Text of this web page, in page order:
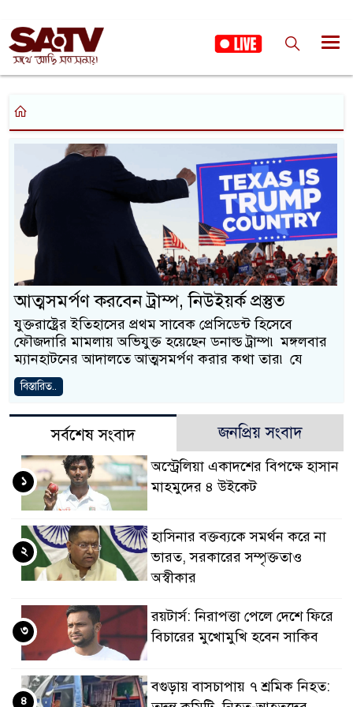
আত্মসমর্পণ করবেন ট্রাম্প, নিউইয়র্ক প্রস্তুত
যুক্তরাষ্ট্রের ইতিহাসের প্রথম সাবেক প্রেসিডেন্ট হিসেবে
ফৌজদারি মামলায় অভিযুক্ত হয়েছেন ডনাল্ড ট্রাম্প৷ মঙ্গলবার
ম্যানহাটনের আদালতে আত্মসমর্পণ করার কথা তার৷ যে
বিস্তারিত..
সর্বশেষ সংবাদ জনপ্রিয় সংবাদ
অস্ট্রেলিয়া একাদশের বিপক্ষে হাসান
মাহমুদের ৪ উইকেট
১
হাসিনার বক্তব্যকে সমর্থন করে না
ভারত, সরকারের সম্পৃক্ততাও
অস্বীকার
২
রয়টার্স: নিরাপত্তা পেলে দেশে ফিরে
বিচারের মুখোমুখি হবেন সাকিব
৩
বগুড়ায় বাসচাপায় ৭ শ্রমিক নিহত:
৪